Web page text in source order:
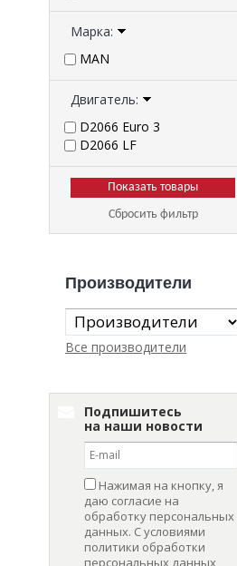
Марка:
MAN
Двигатель:
D2066 Euro 3
D2066 LF
Сбросить фильтр
Производители
Все производители
Подпишитесь
на наши новости
Нажимая на кнопку, я
даю согласие на
обработку персональных
данных. С условиями
политики обработки
персональных данных